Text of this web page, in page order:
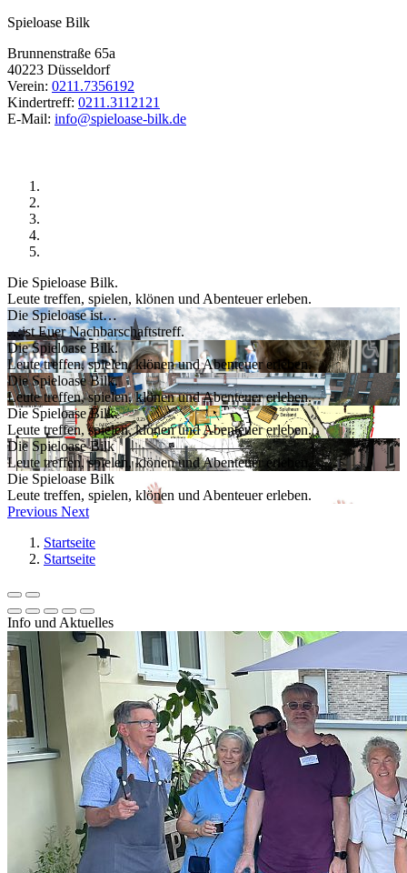
Spieloase Bilk
Brunnenstraße 65a
40223 Düsseldorf
Verein: 0211.7356192
Kindertreff: 0211.3112121
E-Mail: info@spieloase-bilk.de
Die Spieloase Bilk.
Leute treffen, spielen, klönen und Abenteuer erleben.
Die Spieloase ist…
…ist Euer Nachbarschaftstreff.
Die Spieloase Bilk.
Leute treffen, spielen, klönen und Abenteuer erleben.
Die Spieloase Bilk.
Leute treffen, spielen, klönen und Abenteuer erleben.
Die Spieloase Bilk.
Leute treffen, spielen, klönen und Abenteuer erleben.
Die Spieloase Bilk
Leute treffen, spielen, klönen und Abenteuer erleben.
Die Spieloase Bilk
Leute treffen, spielen, klönen und Abenteuer erleben.
Previous Next
Startseite
Startseite
Info und Aktuelles